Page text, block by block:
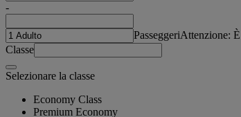
-
PasseggeriAttenzione:
Classe
Selezionare la classe
Economy Class
Premium Economy